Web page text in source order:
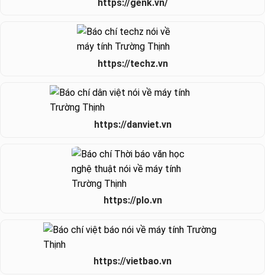
https://genk.vn/
https://techz.vn
https://danviet.vn
https://plo.vn
https://vietbao.vn